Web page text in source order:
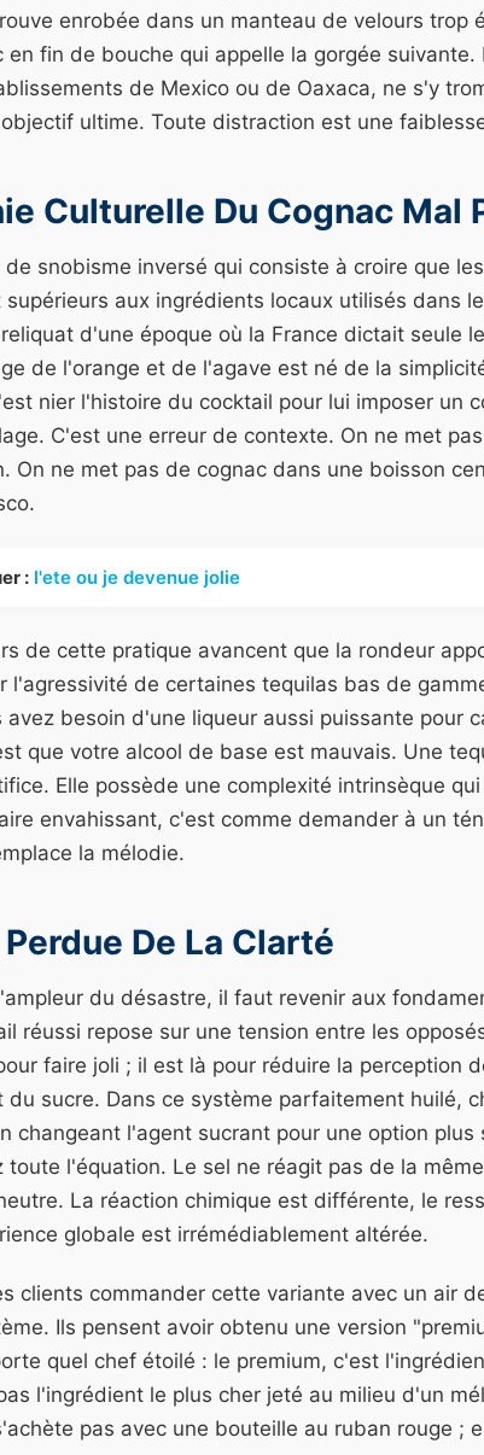
enrobée dans un manteau de velours trop
en fin de bouche qui appelle la gorgée suivante.
de Mexico ou de Oaxaca, ne s'y
ultime. Toute distraction est une
Culturelle Du Cognac Mal
snobisme inversé qui consiste à croire que
aux ingrédients locaux utilisés dans
d'une époque où la France dictait seule
de l'orange et de l'agave est né de la
nier l'histoire du cocktail pour lui imposer un
C'est une erreur de contexte. On ne met
On ne met pas de cognac dans une boisson
: l'ete ou je devenue jolie
de cette pratique avancent que la rondeur
l'agressivité de certaines tequilas bas de
avez besoin d'une liqueur aussi puissante pour
que votre alcool de base est mauvais. Une
Elle possède une complexité intrinsèque
envahissant, c'est comme demander à un
la mélodie.
De La Clarté
du désastre, il faut revenir aux
réussi repose sur une tension entre les
faire joli ; il est là pour réduire la perception
sucre. Dans ce système parfaitement huilé,
changeant l'agent sucrant pour une option plus
toute l'équation. Le sel ne réagit pas de la
La réaction chimique est différente, le
globale est irrémédiablement altérée.
clients commander cette variante avec un air
Ils pensent avoir obtenu une version
quel chef étoilé : le premium, c'est
l'ingrédient le plus cher jeté au milieu d'un
pas avec une bouteille au ruban rouge ;